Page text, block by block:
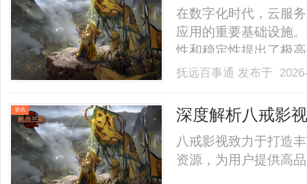
集群设计
在数字化时代，云服
应用的重要基础设施
性和稳定性提出了极
断、数据丢失，给企
文将深入探讨基于共
原.........
抚远百事通 发布于
资讯 深度解析八戒影
八戒影视致力于打造
资源，为用户提供高